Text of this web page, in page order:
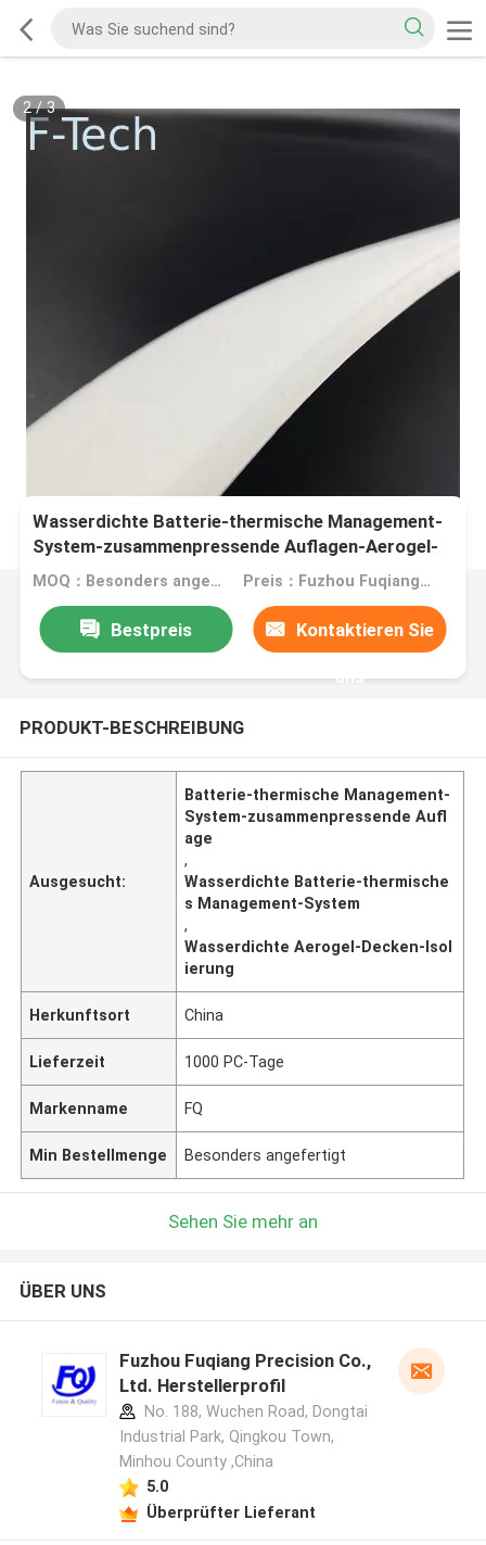
2/3
Wasserdichte Batterie-thermische Management-
System-zusammenpressende Auflagen-Aerogel-
Decken-Isolierung
MOQ：Besonders angefertigt Preis：Fuzhou Fuqiang Precision Co.,Ltd.
Bestpreis Kontaktieren Sie
uns
PRODUKT-BESCHREIBUNG
Ausgesucht:
Batterie-thermische Management-
System-zusammenpressende Aufl
age
,
Wasserdichte Batterie-thermische
s Management-System
,
Wasserdichte Aerogel-Decken-Isol
ierung
Herkunftsort China
Lieferzeit 1000 PC-Tage
Markenname FQ
Min Bestellmenge Besonders angefertigt
Sehen Sie mehr an
ÜBER UNS
Fuzhou Fuqiang Precision Co.,
Ltd. Herstellerprofil
No. 188, Wuchen Road, Dongtai
Industrial Park, Qingkou Town,
Minhou County ,China
5.0
Überprüfter Lieferant